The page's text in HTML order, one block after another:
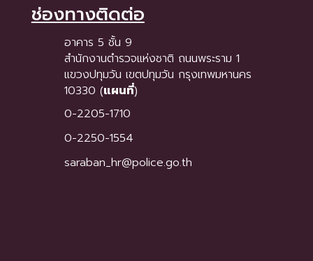
ช่องทางติดต่อ
อาคาร 5 ชั้น 9
สำนักงานตำรวจแห่งชาติ ถนนพระราม 1
แขวงปทุมวัน เขตปทุมวัน กรุงเทพมหานคร
10330 (แผนที่)
0-2205-1710
0-2250-1554
saraban_hr@police.go.th